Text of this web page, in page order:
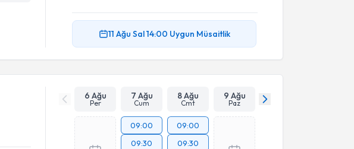
11 Ağu Sal14:00 Uygun Müsaitlik
6 Ağu
Per
7 Ağu
Cum
8 Ağu
Cmt
9 Ağu
Paz
09:00
09:30
09:00
09:30